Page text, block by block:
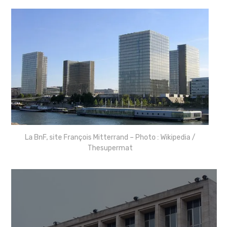
La BnF, site François Mitterrand – Photo : Wikipedia /
Thesupermat